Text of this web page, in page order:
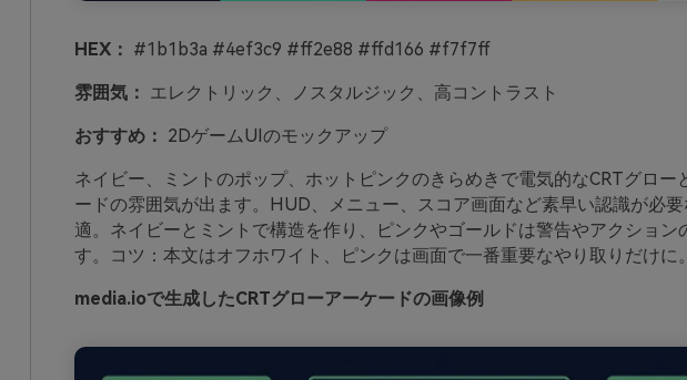
HEX： #1b1b3a #4ef3c9 #ff2e88 #ffd166 #f7f7ff
雰囲気： エレクトリック、ノスタルジック、高コントラスト
おすすめ： 2DゲームUIのモックアップ
ネイビー、ミントのポップ、ホットピンクのきらめきで電気的なCRTグロー
ードの雰囲気が出ます。HUD、メニュー、スコア画面など素早い認識が必
適。ネイビーとミントで構造を作り、ピンクやゴールドは警告やアクション
す。コツ：本文はオフホワイト、ピンクは画面で一番重要なやり取りだけに。
media.ioで生成したCRTグローアーケードの画像例